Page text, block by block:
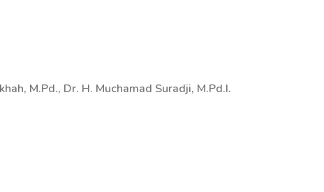
M.Pd., Dr. H. Muchamad Suradji, M.Pd.I.